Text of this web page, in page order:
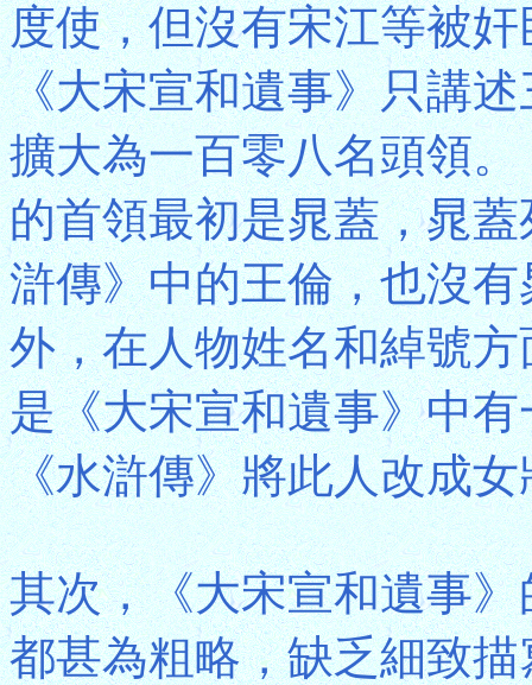
度使，但沒有宋江等被
《大宋宣和遺事》只講
擴大為一百零八名頭領
的首領最初是晁蓋，晁
滸傳》中的王倫，也沒
外，在人物姓名和綽號
是《大宋宣和遺事》中
《水滸傳》將此人改成
其次，《大宋宣和遺事
都甚為粗略，缺乏細致